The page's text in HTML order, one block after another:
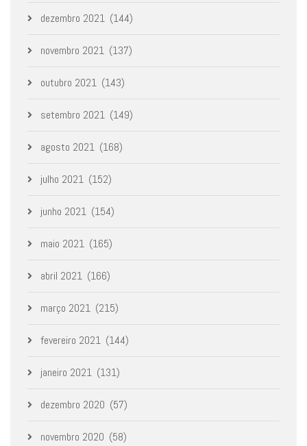
dezembro 2021 (144)
novembro 2021 (137)
outubro 2021 (143)
setembro 2021 (149)
agosto 2021 (168)
julho 2021 (152)
junho 2021 (154)
maio 2021 (165)
abril 2021 (166)
março 2021 (215)
fevereiro 2021 (144)
janeiro 2021 (131)
dezembro 2020 (57)
novembro 2020 (58)